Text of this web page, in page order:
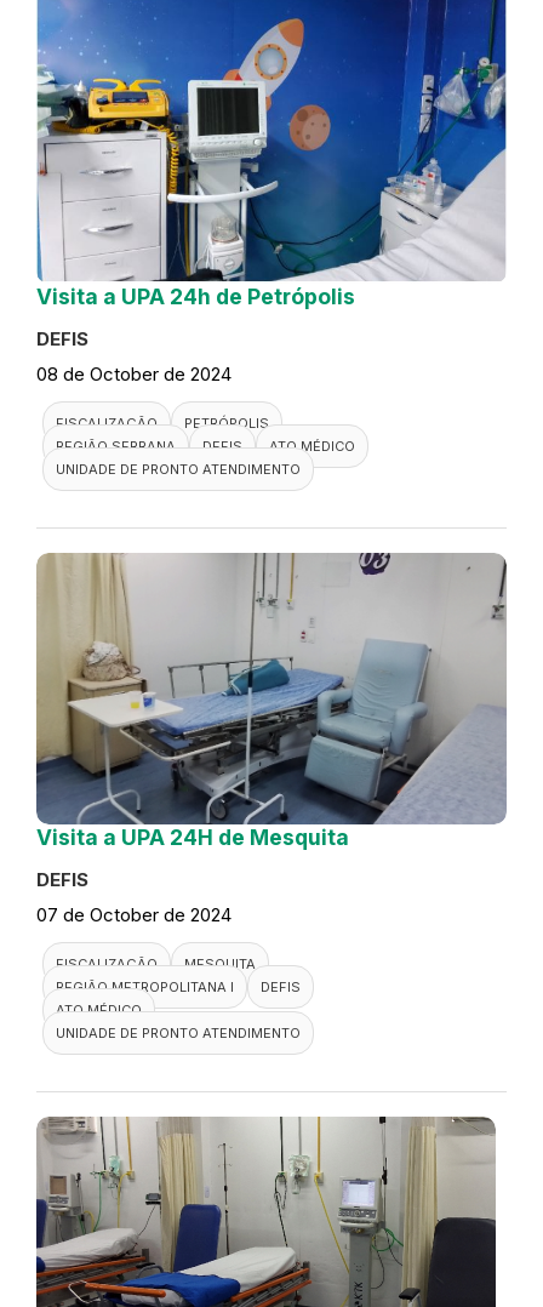
Visita a UPA 24h de Petrópolis
DEFIS
08 de October de 2024
FISCALIZAÇÃO
PETRÓPOLIS
REGIÃO SERRANA
DEFIS
ATO MÉDICO
UNIDADE DE PRONTO ATENDIMENTO
Visita a UPA 24H de Mesquita
DEFIS
07 de October de 2024
FISCALIZAÇÃO
MESQUITA
REGIÃO METROPOLITANA I
DEFIS
ATO MÉDICO
UNIDADE DE PRONTO ATENDIMENTO